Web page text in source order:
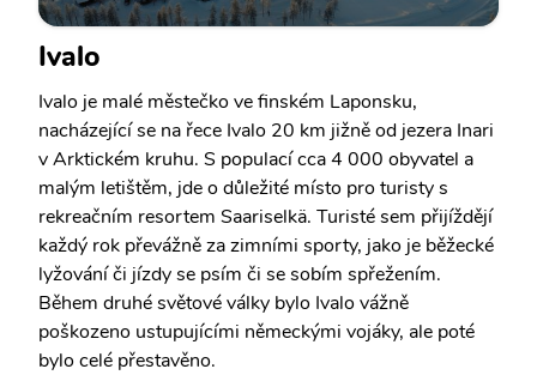
Ivalo
Ivalo je malé městečko ve finském Laponsku,
nacházející se na řece Ivalo 20 km jižně od jezera Inari
v Arktickém kruhu. S populací cca 4 000 obyvatel a
malým letištěm, jde o důležité místo pro turisty s
rekreačním resortem Saariselkä. Turisté sem přijíždějí
každý rok převážně za zimními sporty, jako je běžecké
lyžování či jízdy se psím či se sobím spřežením.
Během druhé světové války bylo Ivalo vážně
poškozeno ustupujícími německými vojáky, ale poté
bylo celé přestavěno.